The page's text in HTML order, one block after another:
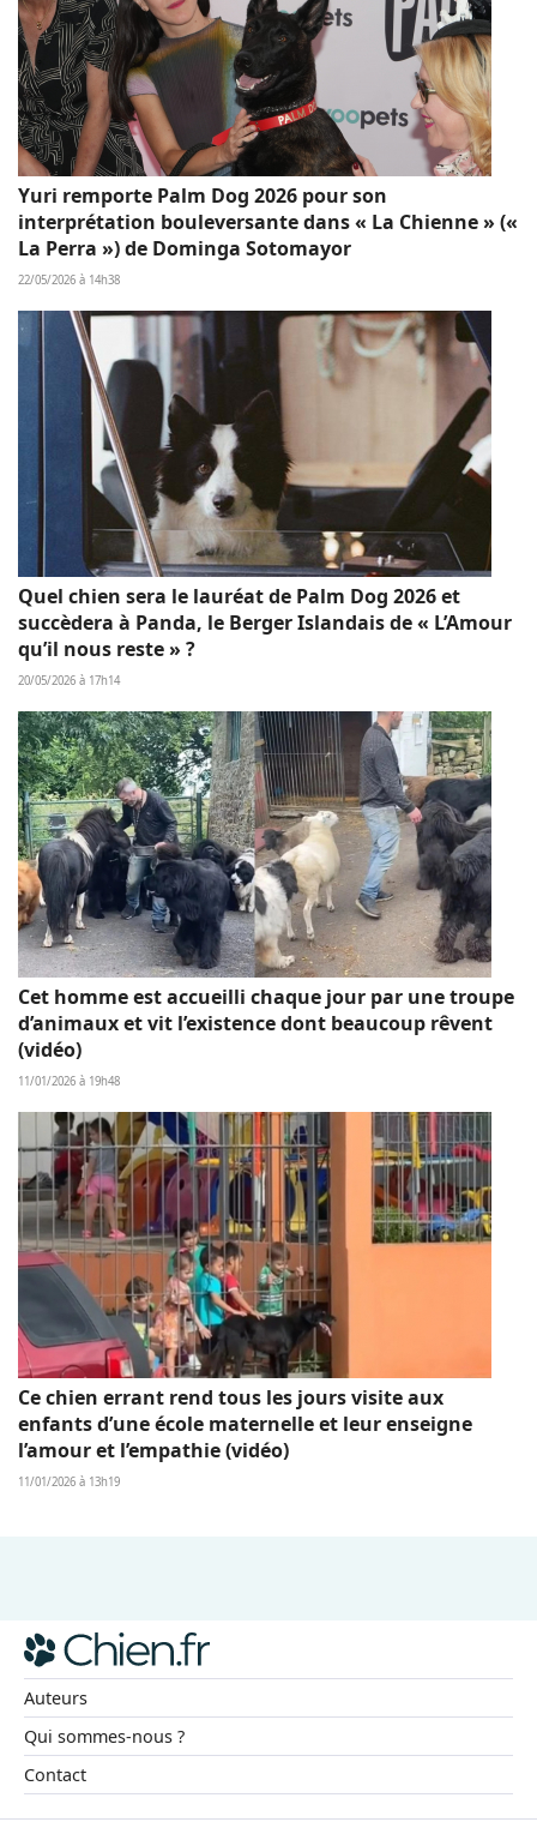
Yuri remporte Palm Dog 2026 pour son
interprétation bouleversante dans « La Chienne » («
La Perra ») de Dominga Sotomayor
22/05/2026 à 14h38
Quel chien sera le lauréat de Palm Dog 2026 et
succèdera à Panda, le Berger Islandais de « L’Amour
qu’il nous reste » ?
20/05/2026 à 17h14
Cet homme est accueilli chaque jour par une troupe
d’animaux et vit l’existence dont beaucoup rêvent
(vidéo)
11/01/2026 à 19h48
Ce chien errant rend tous les jours visite aux
enfants d’une école maternelle et leur enseigne
l’amour et l’empathie (vidéo)
11/01/2026 à 13h19
Auteurs
Qui sommes-nous ?
Contact